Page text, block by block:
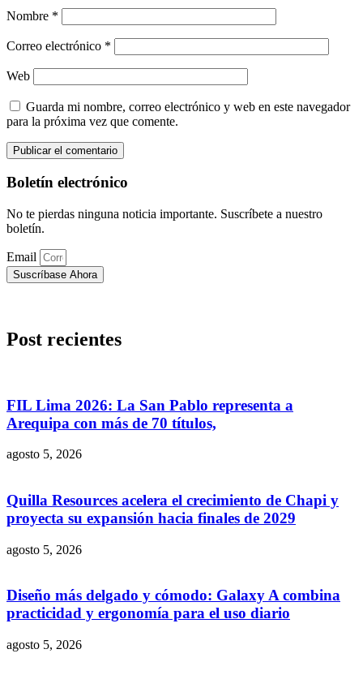
Nombre *
Correo electrónico *
Web
Guarda mi nombre, correo electrónico y web en este navegador
para la próxima vez que comente.
Boletín electrónico
No te pierdas ninguna noticia importante. Suscríbete a nuestro
boletín.
Email
Suscríbase Ahora
Post recientes
FIL Lima 2026: La San Pablo representa a
Arequipa con más de 70 títulos,
agosto 5, 2026
Quilla Resources acelera el crecimiento de Chapi y
proyecta su expansión hacia finales de 2029
agosto 5, 2026
Diseño más delgado y cómodo: Galaxy A combina
practicidad y ergonomía para el uso diario
agosto 5, 2026